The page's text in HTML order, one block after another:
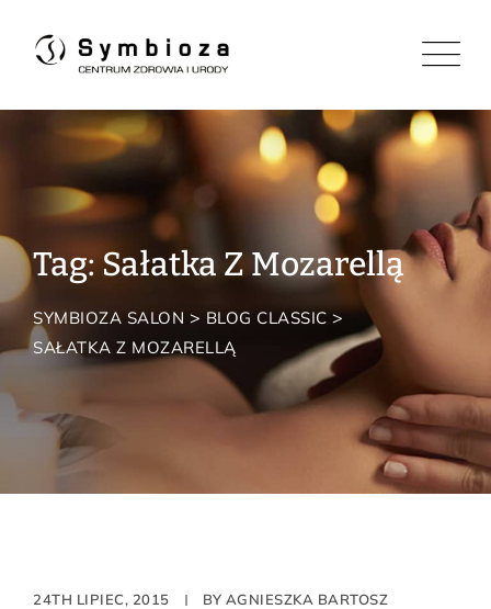
content
Tag: Sałatka Z Mozarellą
SYMBIOZA SALON > BLOG CLASSIC >
SAŁATKA Z MOZARELLĄ
Stabilizacja
24TH LIPIEC, 2015 BY AGNIESZKA BARTOSZ